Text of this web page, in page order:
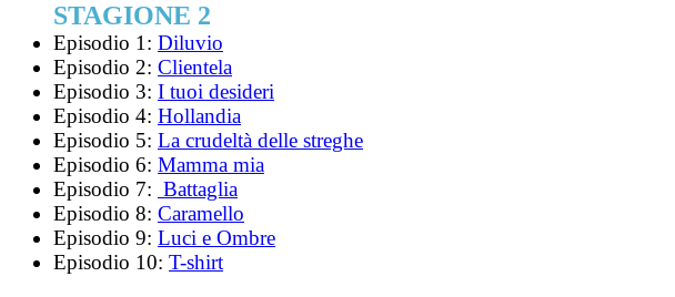
STAGIONE 2
Episodio 1: Diluvio
Episodio 2: Clientela
Episodio 3: I tuoi desideri
Episodio 4: Hollandia
Episodio 5: La crudeltà delle streghe
Episodio 6: Mamma mia
Episodio 7: Battaglia
Episodio 8: Caramello
Episodio 9: Luci e Ombre
Episodio 10: T-shirt